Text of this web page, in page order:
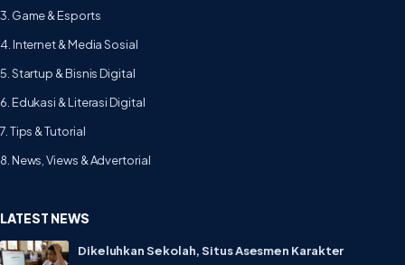
3. Game & Esports
4. Internet & Media Sosial
5. Startup & Bisnis Digital
6. Edukasi & Literasi Digital
7. Tips & Tutorial
8. News, Views & Advertorial
LATEST NEWS
Dikeluhkan Sekolah, Situs Asesmen Karakter